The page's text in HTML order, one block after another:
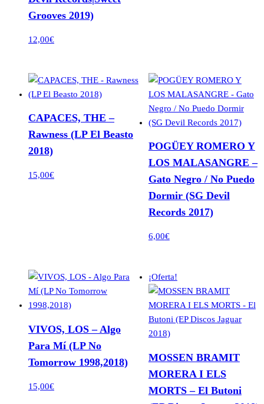
Grooves 2019)
12,00€
CAPACES, THE –
Rawness (LP El Beasto
2018)
15,00€
POGÜEY ROMERO Y
LOS MALASANGRE –
Gato Negro / No Puedo
Dormir (SG Devil
Records 2017)
6,00€
VIVOS, LOS – Algo
Para Mí (LP No
Tomorrow 1998,2018)
15,00€
¡Oferta!
MOSSEN BRAMIT
MORERA I ELS
MORTS – El Butoni